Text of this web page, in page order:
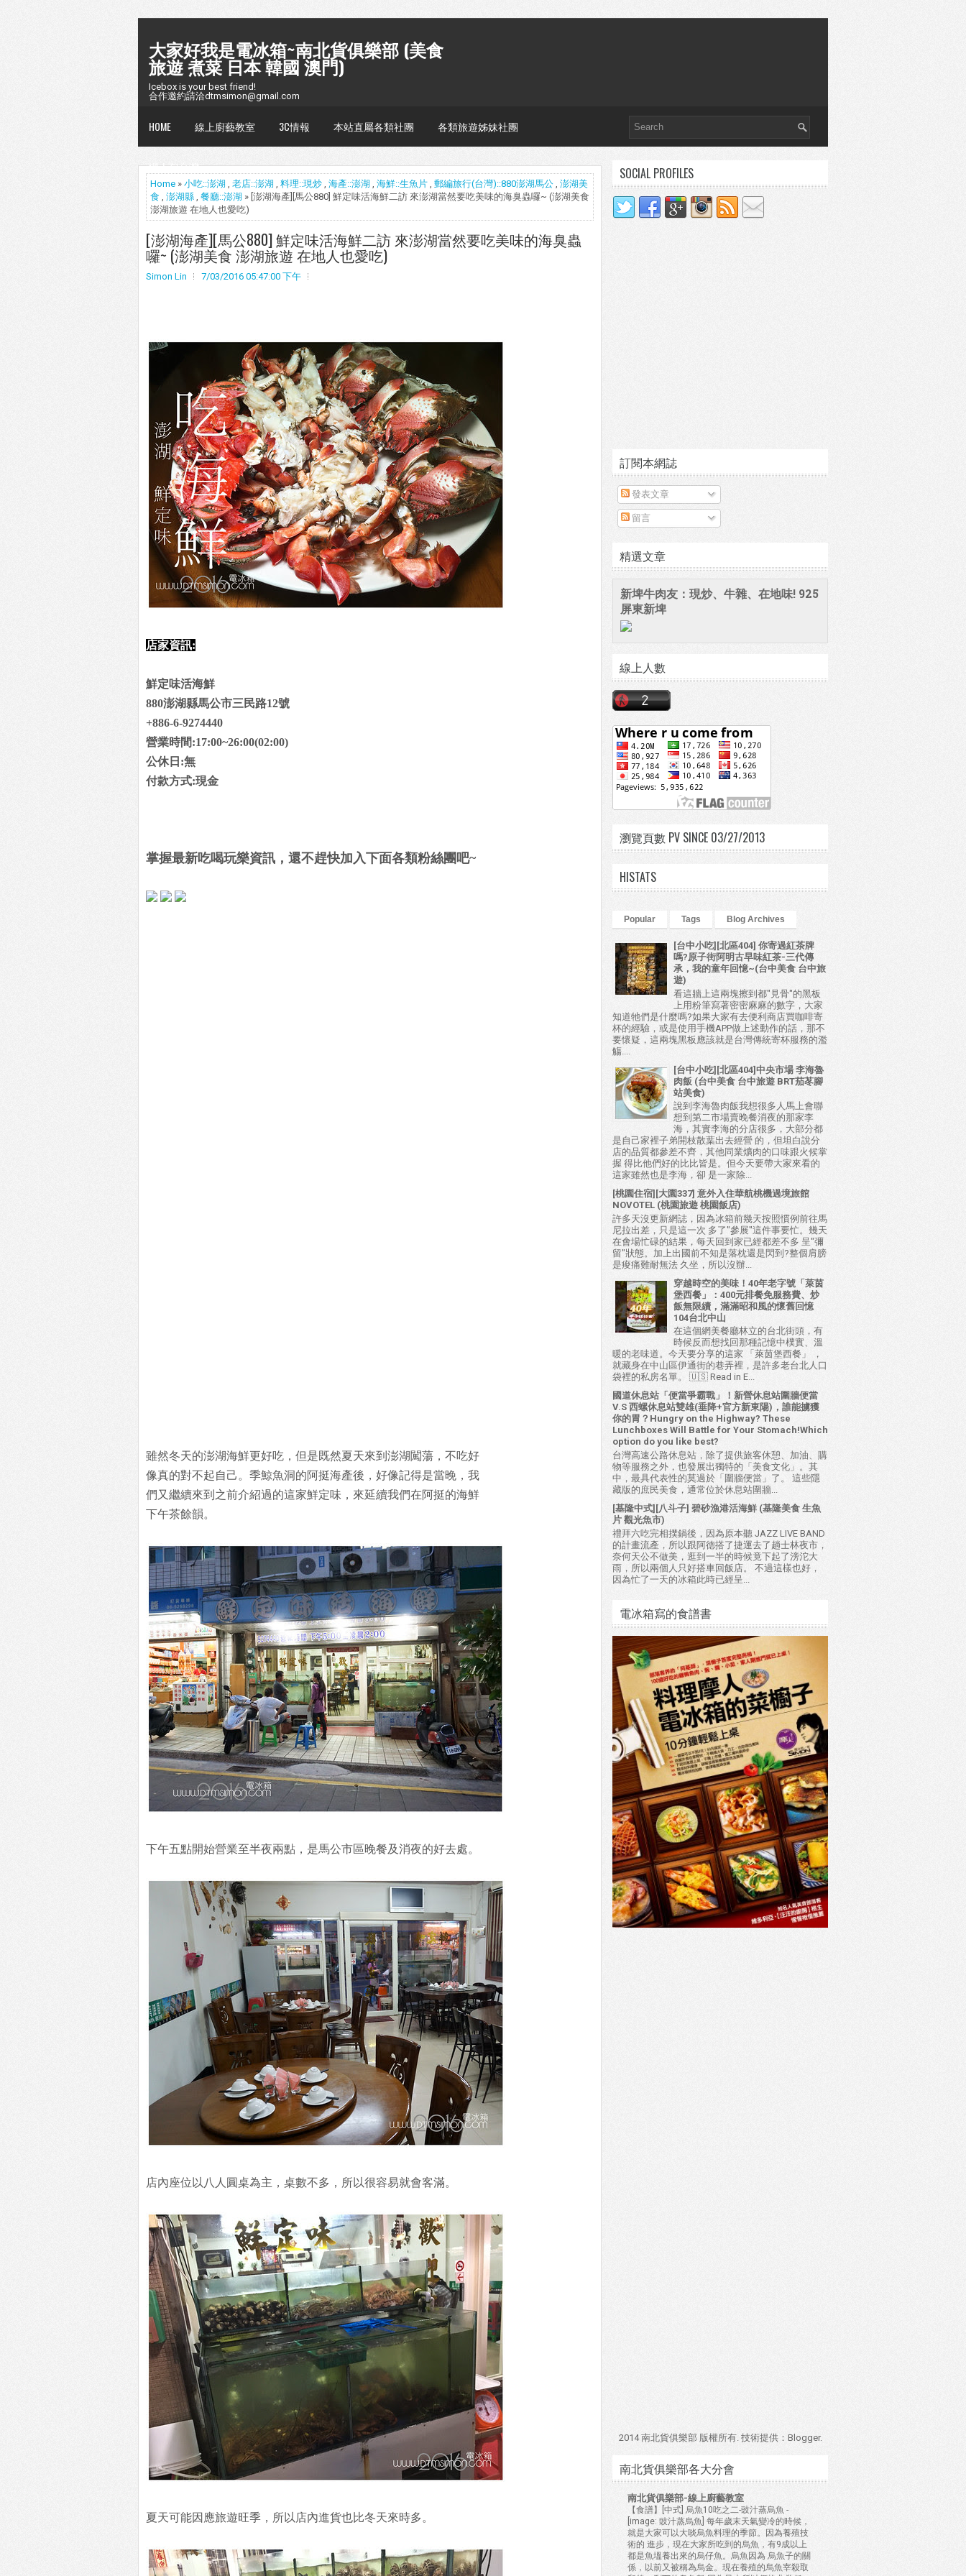
大家好我是電冰箱~南北貨俱樂部 (美食
旅遊 煮菜 日本 韓國 澳門)
Icebox is your best friend!
合作邀約請洽dtmsimon@gmail.com
HOME 線上廚藝教室 3C情報 本站直屬各類社團 各類旅遊姊妹社團
懶人包台灣
Home » 小吃::澎湖 , 老店::澎湖 , 料理::現炒 , 海產::澎湖 , 海鮮::生魚片 , 郵編旅行(台灣)::880澎湖馬公 , 澎湖美
食 , 澎湖縣 , 餐廳::澎湖 » [澎湖海產][馬公880] 鮮定味活海鮮二訪 來澎湖當然要吃美味的海臭蟲囉~ (澎湖美食
澎湖旅遊 在地人也愛吃)
[澎湖海產][馬公880] 鮮定味活海鮮二訪 來澎湖當然要吃美味的海臭蟲
囉~ (澎湖美食 澎湖旅遊 在地人也愛吃)
Simon Lin 7/03/2016 05:47:00 下午
店家資訊:
鮮定味活海鮮
880澎湖縣馬公市三民路12號
+886-6-9274440
營業時間:17:00~26:00(02:00)
公休日:無
付款方式:現金
掌握最新吃喝玩樂資訊，還不趕快加入下面各類粉絲團吧~
雖然冬天的澎湖海鮮更好吃，但是既然夏天來到澎湖闖蕩，不吃好
像真的對不起自己。季鯨魚洞的阿挺海產後，好像記得是當晚，我
們又繼續來到之前介紹過的這家鮮定味，來延續我們在阿挺的海鮮
下午茶餘韻。
下午五點開始營業至半夜兩點，是馬公市區晚餐及消夜的好去處。
店內座位以八人圓桌為主，桌數不多，所以很容易就會客滿。
夏天可能因應旅遊旺季，所以店內進貨也比冬天來時多。
SOCIAL PROFILES
訂閱本網誌
發表文章
留言
精選文章
新埤牛肉友：現炒、牛雜、在地味! 925
屏東新埤
線上人數
瀏覽頁數 PV SINCE 03/27/2013
HISTATS
Popular Tags Blog Archives
[台中小吃][北區404] 你寄過紅茶牌
嗎?原子街阿明古早味紅茶-三代傳
承，我的童年回憶~(台中美食 台中旅
遊)
看這牆上這兩塊擦到都"見骨"的黑板
上用粉筆寫著密密麻麻的數字，大家
知道牠們是什麼嗎?如果大家有去便利商店買咖啡寄
杯的經驗，或是使用手機APP做上述動作的話，那不
要懷疑，這兩塊黑板應該就是台灣傳統寄杯服務的濫
觴....
[台中小吃][北區404]中央市場 李海魯
肉飯 (台中美食 台中旅遊 BRT茄苳腳
站美食)
說到李海魯肉飯我想很多人馬上會聯
想到第二市場賣晚餐消夜的那家李
海，其實李海的分店很多，大部分都
是自己家裡子弟開枝散葉出去經營 的，但坦白說分
店的品質都參差不齊，其他同業爌肉的口味跟火候掌
握 得比他們好的比比皆是。但今天要帶大家來看的
這家雖然也是李海，卻 是一家除...
[桃園住宿][大園337] 意外入住華航桃機過境旅館
NOVOTEL (桃園旅遊 桃園飯店)
許多天沒更新網誌，因為冰箱前幾天按照慣例前往馬
尼拉出差，只是這一次 多了"參展"這件事要忙。幾天
在會場忙碌的結果，每天回到家已經都差不多 呈"彌
留"狀態。加上出國前不知是落枕還是閃到?整個肩膀
是痠痛難耐無法 久坐，所以沒辦...
穿越時空的美味！40年老字號「萊茵
堡西餐」：400元排餐免服務費、炒
飯無限續，滿滿昭和風的懷舊回憶
104台北中山
在這個網美餐廳林立的台北街頭，有
時候反而想找回那種記憶中樸實、溫
暖的老味道。今天要分享的這家 「萊茵堡西餐」 ，
就藏身在中山區伊通街的巷弄裡，是許多老台北人口
袋裡的私房名單。 🇺🇸 Read in E...
國道休息站「便當爭霸戰」！新營休息站圍牆便當
V.S 西螺休息站雙雄(垂降+官方新東陽)，誰能擄獲
你的胃？Hungry on the Highway? These
Lunchboxes Will Battle for Your Stomach!Which
option do you like best?
台灣高速公路休息站，除了提供旅客休憩、加油、購
物等服務之外，也發展出獨特的「美食文化」。其
中，最具代表性的莫過於「圍牆便當」了。 這些隱
藏版的庶民美食，通常位於休息站圍牆...
[基隆中式][八斗子] 碧砂漁港活海鮮 (基隆美食 生魚
片 觀光魚市)
禮拜六吃完相撲鍋後，因為原本聽 JAZZ LIVE BAND
的計畫流產，所以跟阿德搭了捷運去了趟士林夜市，
奈何天公不做美，逛到一半的時候竟下起了滂沱大
雨，所以兩個人只好搭車回飯店。 不過這樣也好，
因為忙了一天的冰箱此時已經呈...
電冰箱寫的食譜書
2014 南北貨俱樂部 版權所有. 技術提供： Blogger.
南北貨俱樂部各大分會
南北貨俱樂部-線上廚藝教室
【食譜】[中式] 烏魚10吃之二-豉汁蒸烏魚 -
[image: 豉汁蒸烏魚] 每年歲末天氣變冷的時候，
就是大家可以大啖烏魚料理的季節。因為養殖技
術的 進步，現在大家所吃到的烏魚，有9成以上
都是魚塭養出來的烏仔魚。烏魚因為 烏魚子的關
係，以前又被稱為烏金。現在養殖的烏魚宰殺取